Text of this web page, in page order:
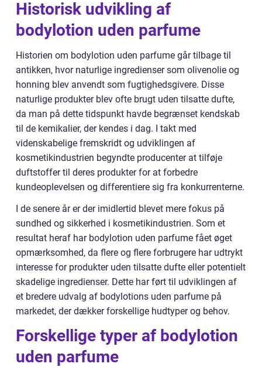
Historisk udvikling af
bodylotion uden parfume
Historien om bodylotion uden parfume går tilbage til
antikken, hvor naturlige ingredienser som olivenolie og
honning blev anvendt som fugtighedsgivere. Disse
naturlige produkter blev ofte brugt uden tilsatte dufte,
da man på dette tidspunkt havde begrænset kendskab
til de kemikalier, der kendes i dag. I takt med
videnskabelige fremskridt og udviklingen af
kosmetikindustrien begyndte producenter at tilføje
duftstoffer til deres produkter for at forbedre
kundeoplevelsen og differentiere sig fra konkurrenterne.
I de senere år er der imidlertid blevet mere fokus på
sundhed og sikkerhed i kosmetikindustrien. Som et
resultat heraf har bodylotion uden parfume fået øget
opmærksomhed, da flere og flere forbrugere har udtrykt
interesse for produkter uden tilsatte dufte eller potentielt
skadelige ingredienser. Dette har ført til udviklingen af
et bredere udvalg af bodylotions uden parfume på
markedet, der dækker forskellige hudtyper og behov.
Forskellige typer af bodylotion
uden parfume